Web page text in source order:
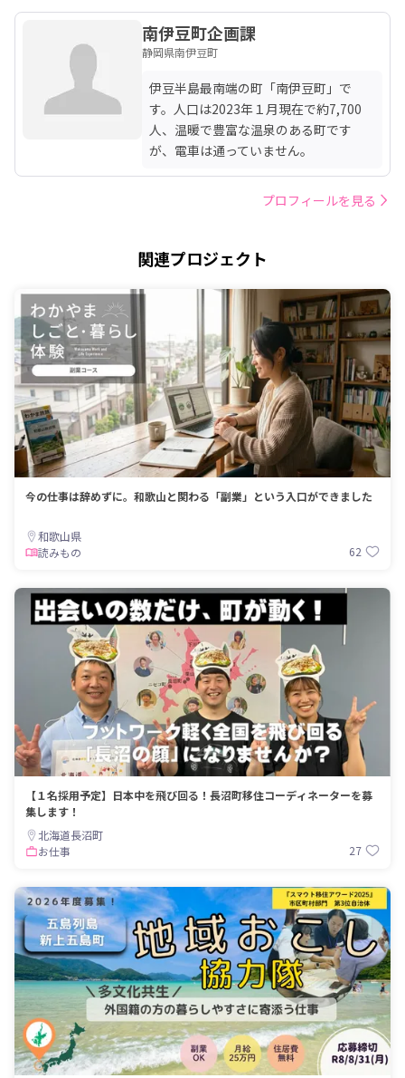
南伊豆町企画課
静岡県南伊豆町
伊豆半島最南端の町「南伊豆町」で
す。人口は2023年１月現在で約7,700
人、温暖で豊富な温泉のある町です
が、電車は通っていません。
プロフィールを見る
関連プロジェクト
今の仕事は辞めずに。和歌山と関わる「副業」という入口ができました
和歌山県
読みもの
62
【１名採用予定】日本中を飛び回る！長沼町移住コーディネーターを募
集します！
北海道長沼町
お仕事
27